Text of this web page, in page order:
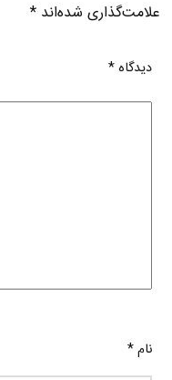
علامت‌گذاری شده‌اند*
دیدگاه*
نام*